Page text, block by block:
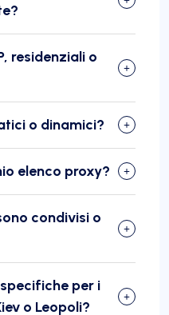
residenziali o
o dinamici?
elenco proxy?
condivisi o
per i
o Leopoli?